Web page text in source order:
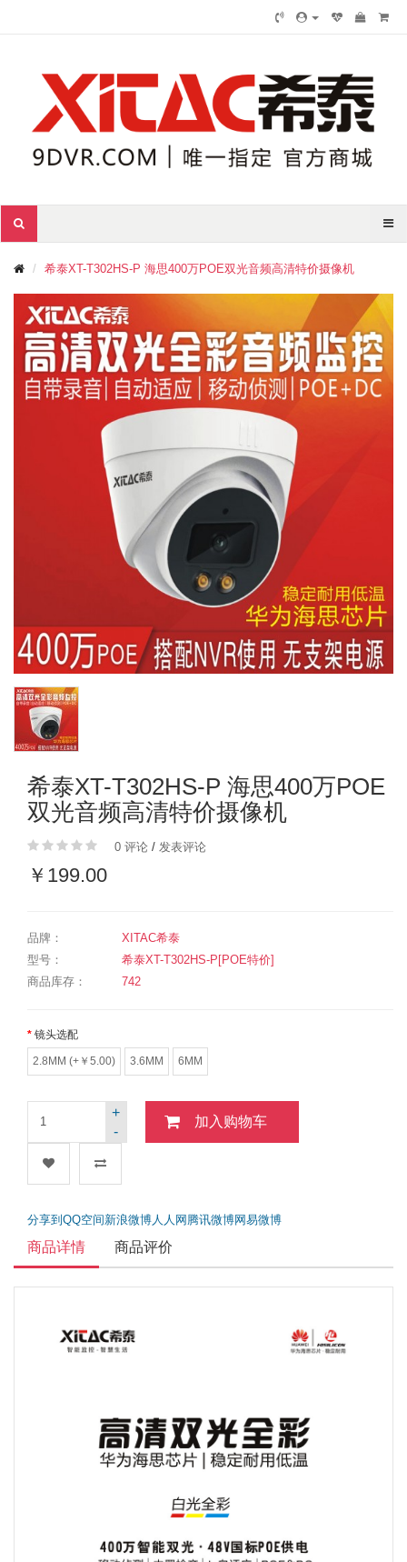
希泰XT-T302HS-P 海思400万POE双光音频高清特价摄像机
希泰XT-T302HS-P 海思400万POE
双光音频高清特价摄像机
0 评论 / 发表评论
￥199.00
品牌：
XITAC希泰
型号：
希泰XT-T302HS-P[POE特价]
商品库存：
742
镜头选配
2.8MM (+￥5.00) 3.6MM 6MM
-
+
加入购物车
分享到 QQ空间新浪微博 人人网 腾讯微博网易微博
商品详情 商品评价